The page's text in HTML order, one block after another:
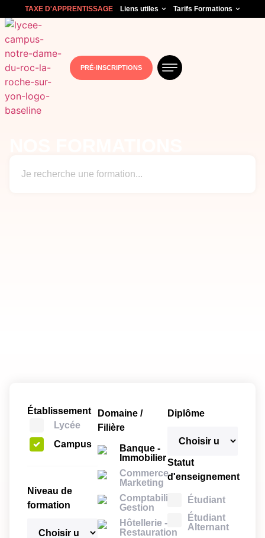
TAXE D'APPRENTISSAGE Liens utiles Tarifs Formations
PRÉ-INSCRIPTIONS
Établissement
Lycée
Campus
Niveau de
formation
Domaine /
Filière
Banque -
Immobilier
Commerce -
Marketing
Comptabilité -
Gestion
Hôtellerie -
Restauration
Diplôme
Statut
d'enseignement
Étudiant
Étudiant
Alternant